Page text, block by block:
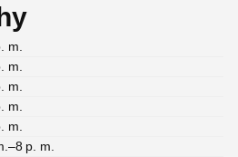
m.
m.
m.
m.
m.
p. m.